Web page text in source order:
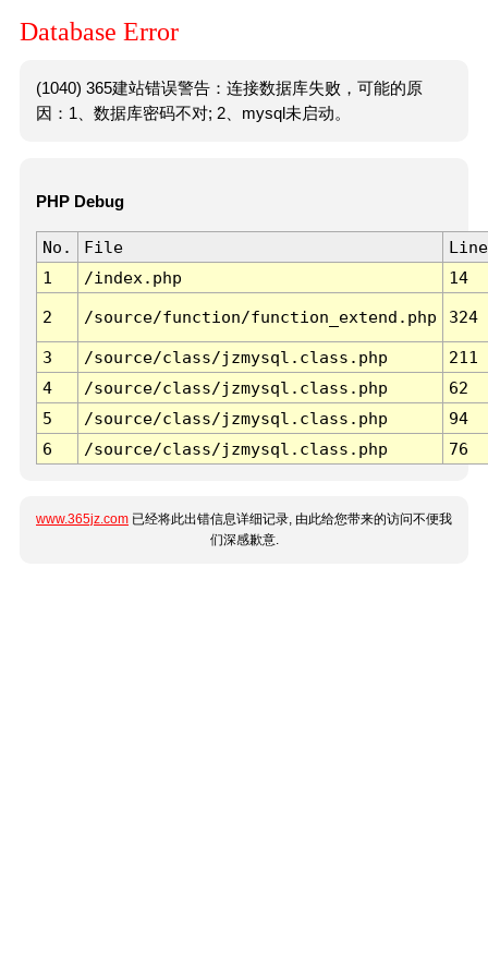
Database Error
(1040) 365建站错误警告：连接数据库失败，可能的原
因：1、数据库密码不对; 2、mysql未启动。
PHP Debug
No. File
Line
1
/index.php 14
2 /source/function/function_extend.php 324
3 /source/class/jzmysql.class.php
211
4
/source/class/jzmysql.class.php
62
5
/source/class/jzmysql.class.php
94
6
/source/class/jzmysql.class.php 76
www.365jz.com 已经将此出错信息详细记录, 由此给您带来的访问不便我
们深感歉意.